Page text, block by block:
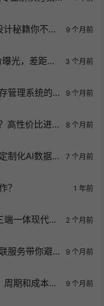
秘籍你不想
9 个月前
光，差距竟
3 个月前
管理系统的
9 个月前
高性价比进
8 个月前
制化AI数据
7 个月前
？ 1 年前
一体现代化
2 个月前
服务带你避
9 个月前
期和成本咋
9 个月前